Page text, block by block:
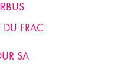
FRAC
SA